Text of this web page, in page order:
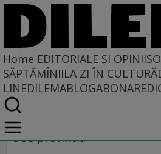
Home EDITORIALE ȘI OPINII
SĂPTĂMÎNIILA ZI ÎN CULTURĂ
LINEDILEMABLOGABONARE
Home
EDITORIALE ȘI OPINII
BORDEIE ȘI OBICEIE
SOS provincia